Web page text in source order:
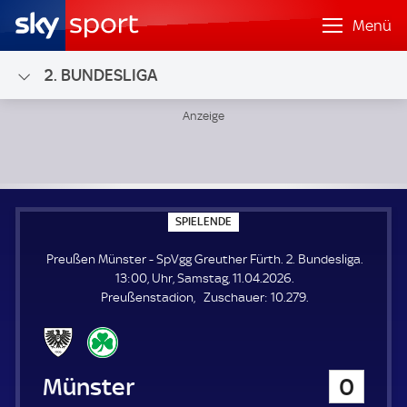
Menü
2. BUNDESLIGA
SPIELENDE
P
E
L
E
N
Preußen Münster - SpVgg Greuther Fürth. 2. Bundesliga.
13:00, Uhr, Samstag, 11.04.2026.
Preußenstadion
Zuschauer: Z
10.279.
Preußen Münster
0